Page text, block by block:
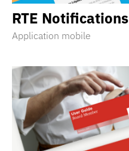
RTE Notifications
Application mobile